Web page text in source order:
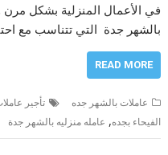
في الأعمال المنزلية بشكل مرن
بالشهر جدة التي تتناسب مع
READ MORE
عاملات بالشهر جده تأجير
الفيحاء بجده, عامله منزليه بالشهر جدة